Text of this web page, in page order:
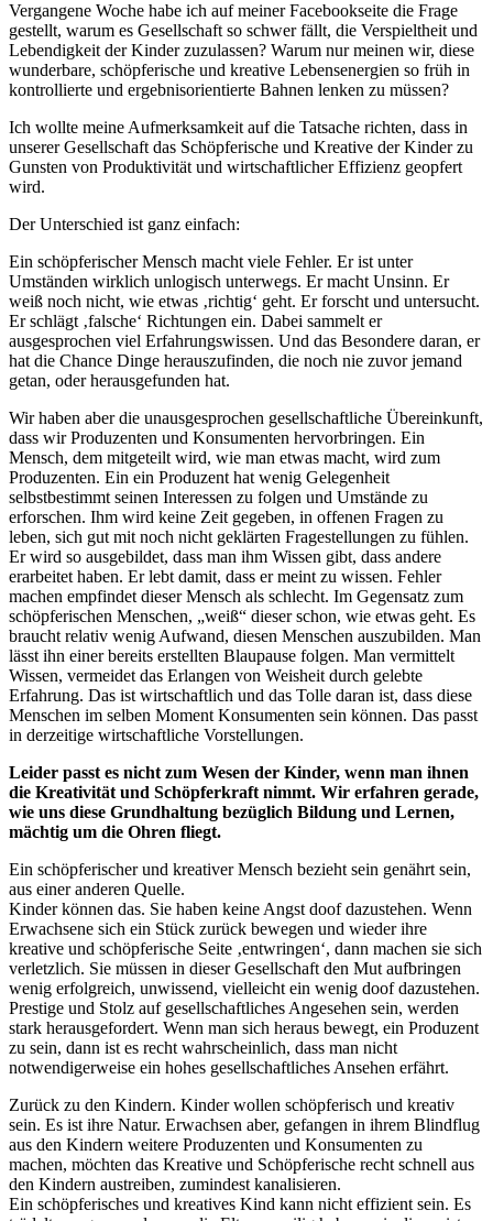
Vergangene Woche habe ich auf meiner Facebookseite die Frage
gestellt, warum es Gesellschaft so schwer fällt, die Verspieltheit und
Lebendigkeit der Kinder zuzulassen? Warum nur meinen wir, diese
wunderbare, schöpferische und kreative Lebensenergien so früh in
kontrollierte und ergebnisorientierte Bahnen lenken zu müssen?
Ich wollte meine Aufmerksamkeit auf die Tatsache richten, dass in
unserer Gesellschaft das Schöpferische und Kreative der Kinder zu
Gunsten von Produktivität und wirtschaftlicher Effizienz geopfert
wird.
Der Unterschied ist ganz einfach:
Ein schöpferischer Mensch macht viele Fehler. Er ist unter
Umständen wirklich unlogisch unterwegs. Er macht Unsinn. Er
weiß noch nicht, wie etwas ‚richtig‘ geht. Er forscht und untersucht.
Er schlägt ‚falsche‘ Richtungen ein. Dabei sammelt er
ausgesprochen viel Erfahrungswissen. Und das Besondere daran, er
hat die Chance Dinge herauszufinden, die noch nie zuvor jemand
getan, oder herausgefunden hat.
Wir haben aber die unausgesprochen gesellschaftliche Übereinkunft,
dass wir Produzenten und Konsumenten hervorbringen. Ein
Mensch, dem mitgeteilt wird, wie man etwas macht, wird zum
Produzenten. Ein ein Produzent hat wenig Gelegenheit
selbstbestimmt seinen Interessen zu folgen und Umstände zu
erforschen. Ihm wird keine Zeit gegeben, in offenen Fragen zu
leben, sich gut mit noch nicht geklärten Fragestellungen zu fühlen.
Er wird so ausgebildet, dass man ihm Wissen gibt, dass andere
erarbeitet haben. Er lebt damit, dass er meint zu wissen. Fehler
machen empfindet dieser Mensch als schlecht. Im Gegensatz zum
schöpferischen Menschen, „weiß“ dieser schon, wie etwas geht. Es
braucht relativ wenig Aufwand, diesen Menschen auszubilden. Man
lässt ihn einer bereits erstellten Blaupause folgen. Man vermittelt
Wissen, vermeidet das Erlangen von Weisheit durch gelebte
Erfahrung. Das ist wirtschaftlich und das Tolle daran ist, dass diese
Menschen im selben Moment Konsumenten sein können. Das passt
in derzeitige wirtschaftliche Vorstellungen.
Leider passt es nicht zum Wesen der Kinder, wenn man ihnen
die Kreativität und Schöpferkraft nimmt. Wir erfahren gerade,
wie uns diese Grundhaltung bezüglich Bildung und Lernen,
mächtig um die Ohren fliegt.
Ein schöpferischer und kreativer Mensch bezieht sein genährt sein,
aus einer anderen Quelle.
Kinder können das. Sie haben keine Angst doof dazustehen. Wenn
Erwachsene sich ein Stück zurück bewegen und wieder ihre
kreative und schöpferische Seite ‚entwringen‘, dann machen sie sich
verletzlich. Sie müssen in dieser Gesellschaft den Mut aufbringen
wenig erfolgreich, unwissend, vielleicht ein wenig doof dazustehen.
Prestige und Stolz auf gesellschaftliches Angesehen sein, werden
stark herausgefordert. Wenn man sich heraus bewegt, ein Produzent
zu sein, dann ist es recht wahrscheinlich, dass man nicht
notwendigerweise ein hohes gesellschaftliches Ansehen erfährt.
Zurück zu den Kindern. Kinder wollen schöpferisch und kreativ
sein. Es ist ihre Natur. Erwachsen aber, gefangen in ihrem Blindflug
aus den Kindern weitere Produzenten und Konsumenten zu
machen, möchten das Kreative und Schöpferische recht schnell aus
den Kindern austreiben, zumindest kanalisieren.
Ein schöpferisches und kreatives Kind kann nicht effizient sein. Es